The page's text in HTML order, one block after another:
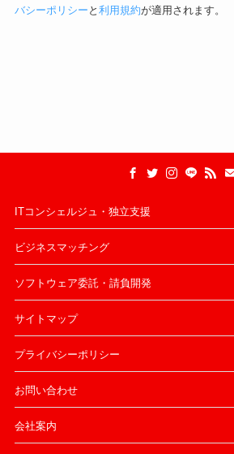
バシーポリシー と 利用規約が適用されます。
ITコンシェルジュ・独立支援
ビジネスマッチング
ソフトウェア委託・請負開発
サイトマップ
プライバシーポリシー
お問い合わせ
会社案内